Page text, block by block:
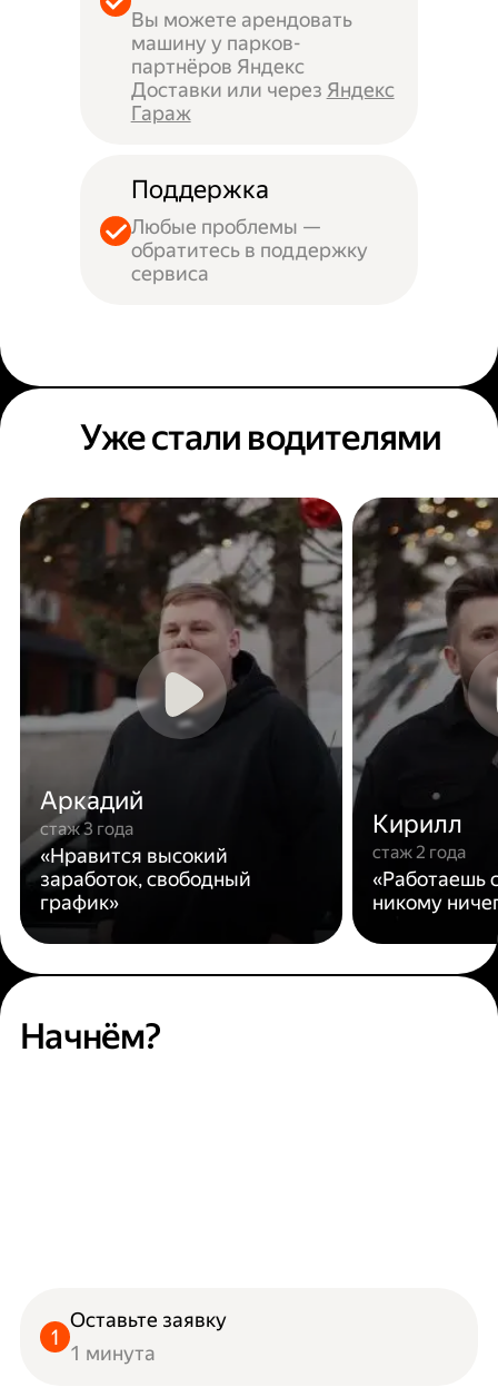
Вы можете арендовать
машину у парков-
партнёров Яндекс
Доставки или через Яндекс
Гараж
Поддержка
Любые проблемы —
обратитесь в поддержку
сервиса
Уже стали водителями
Аркадий
стаж 3 года
«Нравится высокий
заработок, свободный
график»
Кирилл
стаж 2 года
«Работаешь
никому
Начнём?
Оставьте заявку
1 минута